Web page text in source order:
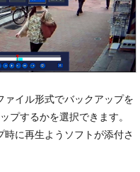
イル形式でバックアップを
プするかを選択できます。
に再生ようソフトが添付さ